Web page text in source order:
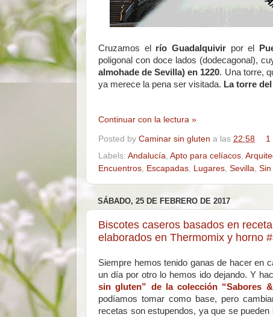
Cruzamos el río Guadalquivir por el
poligonal con doce lados (dodecagonal),
almohade de Sevilla) en 1220. Una torre,
ya merece la pena ser visitada. La torre
Continuar con la lectura »
Posted by Caminar sin gluten a las 22:58
1
Labels: Andalucía Apto para celíacos
Encuentros
Escapadas Lugares Sevilla
SÁBADO, 25 DE FEBRERO DE 2017
Biscotes caseros basados en
elaborados en Thermomix y horno
Siempre hemos tenido ganas de hacer en
un día por otro lo hemos ido dejando. Y
sin gluten” de la colección “Sabores
podíamos tomar como base, pero
recetas son estupendos, ya que se